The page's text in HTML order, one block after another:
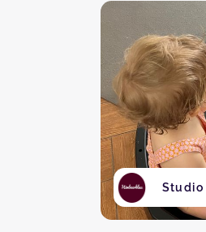
Studio